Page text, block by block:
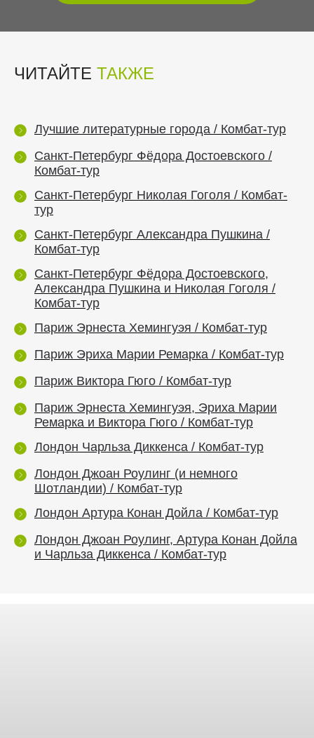
ЧИТАЙТЕ ТАКЖЕ
Лучшие литературные города / Комбат-тур
Санкт-Петербург Фёдора Достоевского /
Комбат-тур
Санкт-Петербург Николая Гоголя / Комбат-
тур
Санкт-Петербург Александра Пушкина /
Комбат-тур
Санкт-Петербург Фёдора Достоевского,
Александра Пушкина и Николая Гоголя /
Комбат-тур
Париж Эрнеста Хемингуэя / Комбат-тур
Париж Эриха Марии Ремарка / Комбат-тур
Париж Виктора Гюго / Комбат-тур
Париж Эрнеста Хемингуэя, Эриха Марии
Ремарка и Виктора Гюго / Комбат-тур
Лондон Чарльза Диккенса / Комбат-тур
Лондон Джоан Роулинг (и немного
Шотландии) / Комбат-тур
Лондон Артура Конан Дойла / Комбат-тур
Лондон Джоан Роулинг, Артура Конан Дойла
и Чарльза Диккенса / Комбат-тур